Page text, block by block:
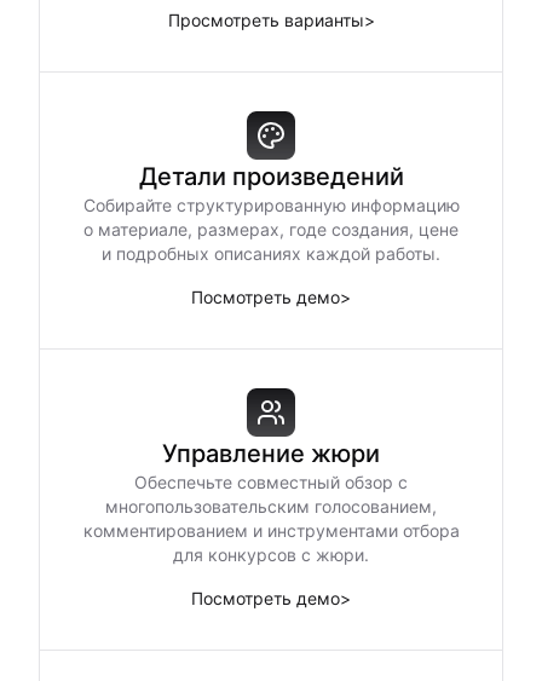
Просмотреть варианты>
Детали произведений
Собирайте структурированную информацию
о материале, размерах, годе создания, цене
и подробных описаниях каждой работы.
Посмотреть демо>
Управление жюри
Обеспечьте совместный обзор с
многопользовательским голосованием,
комментированием и инструментами отбора
для конкурсов с жюри.
Посмотреть демо>